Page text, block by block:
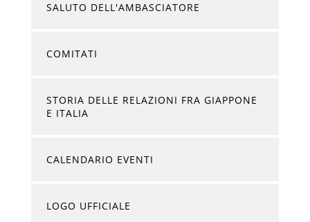
SALUTO DELL'AMBASCIATORE
COMITATI
STORIA DELLE RELAZIONI FRA GIAPPONE
E ITALIA
CALENDARIO EVENTI
LOGO UFFICIALE